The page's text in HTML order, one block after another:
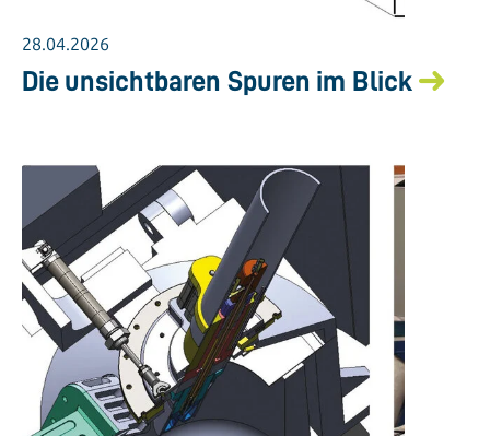
28.04.2026
Die unsichtbaren Spuren im Blick